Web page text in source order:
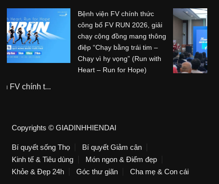
Hệ thống Phòng khám
Chuyên khoa Trị liệu Thần
kinh Cột sống Hoa Kỳ (ACC)
tổ chức sự kiện kỷ niệm 20
năm hoạt động tại Việt Nam
Kinh tế & Tiêu dùng
Món ngon & Điểm đẹp
Khỏe & Đẹp 24h
Góc thư giãn Cha mẹ & Con cái